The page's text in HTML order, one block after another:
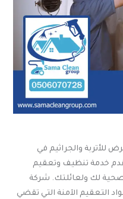
للأتربة والجراثيم في
خدمة تنظيف وتعقيم
لك ولعائلتك. شركة
التعقيم الآمنة التي تقضي